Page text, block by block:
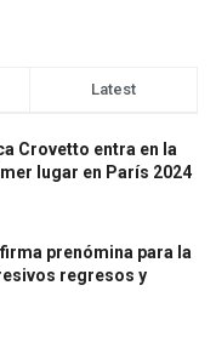
Latest
Crovetto entra en la
lugar en París 2024
prenómina para la
regresos y